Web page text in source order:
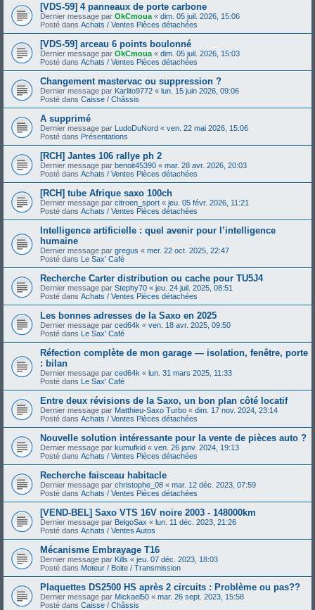
[VDS-59] 4 panneaux de porte carbone
Dernier message par OkCmoua « dim. 05 juil. 2026, 15:06
Posté dans Achats / Ventes Pièces détachées
[VDS-59] arceau 6 points boulonné
Dernier message par OkCmoua « dim. 05 juil. 2026, 15:03
Posté dans Achats / Ventes Pièces détachées
Changement mastervac ou suppression ?
Dernier message par Karlito9772 « lun. 15 juin 2026, 09:06
Posté dans Caisse / Châssis
A supprimé
Dernier message par LudoDuNord « ven. 22 mai 2026, 15:06
Posté dans Présentations
[RCH] Jantes 106 rallye ph 2
Dernier message par benoit45390 « mar. 28 avr. 2026, 20:03
Posté dans Achats / Ventes Pièces détachées
[RCH] tube Afrique saxo 100ch
Dernier message par citroen_sport « jeu. 05 févr. 2026, 11:21
Posté dans Achats / Ventes Pièces détachées
Intelligence artificielle : quel avenir pour l’intelligence
humaine
Dernier message par gregus « mer. 22 oct. 2025, 22:47
Posté dans Le Sax' Café
Recherche Carter distribution ou cache pour TU5J4
Dernier message par Stephy70 « jeu. 24 juil. 2025, 08:51
Posté dans Achats / Ventes Pièces détachées
Les bonnes adresses de la Saxo en 2025
Dernier message par ced64k « ven. 18 avr. 2025, 09:50
Posté dans Le Sax' Café
Réfection complète de mon garage — isolation, fenêtre, porte
: bilan
Dernier message par ced64k « lun. 31 mars 2025, 11:33
Posté dans Le Sax' Café
Entre deux révisions de la Saxo, un bon plan côté locatif
Dernier message par Matthieu-Saxo Turbo « dim. 17 nov. 2024, 23:14
Posté dans Achats / Ventes Pièces détachées
Nouvelle solution intéressante pour la vente de pièces auto ?
Dernier message par kumufkid « ven. 26 janv. 2024, 19:13
Posté dans Achats / Ventes Pièces détachées
Recherche faisceau habitacle
Dernier message par christophe_08 « mar. 12 déc. 2023, 07:59
Posté dans Achats / Ventes Pièces détachées
[VEND-BEL] Saxo VTS 16V noire 2003 - 148000km
Dernier message par BelgoSax « lun. 11 déc. 2023, 21:26
Posté dans Achats / Ventes Autos
Mécanisme Embrayage T16
Dernier message par Kills « jeu. 07 déc. 2023, 18:03
Posté dans Moteur / Boite / Transmission
Plaquettes DS2500 HS après 2 circuits : Problème ou pas??
Dernier message par Mickael50 « mar. 26 sept. 2023, 15:58
Posté dans Caisse / Châssis